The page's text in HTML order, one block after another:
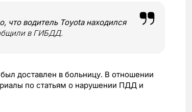
что водитель Toyota находился
в ГИБДД.
доставлен в больницу. В отношении
по статьям о нарушении ПДД и